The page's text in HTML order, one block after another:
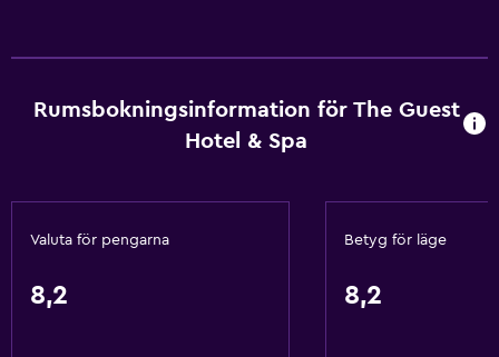
Rumsbokningsinformation för The Guest
Hotel & Spa
Valuta för pengarna
8,2
Betyg för läge
8,2